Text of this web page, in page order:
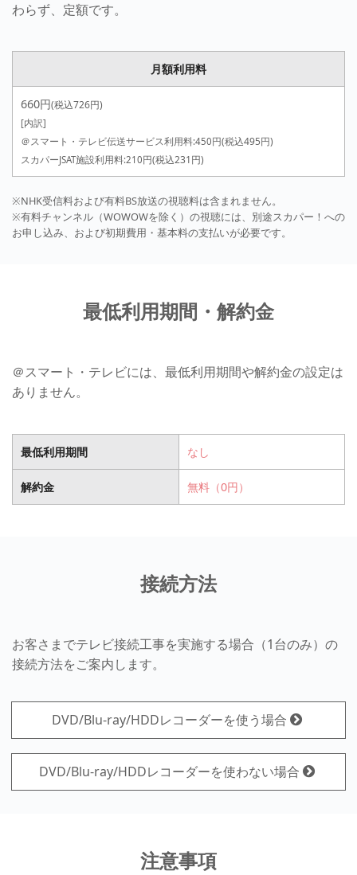
わらず、定額です。
月額利用料
660円(税込726円)
[内訳]
＠スマート・テレビ伝送サービス利用料:450円(税込495円)
スカパーJSAT施設利用料:210円(税込231円)
※NHK受信料および有料BS放送の視聴料は含まれません。
※有料チャンネル（WOWOWを除く）の視聴には、別途スカパー！への
お申し込み、および初期費用・基本料の支払いが必要です。
最低利用期間・解約金
＠スマート・テレビには、最低利用期間や解約金の設定は
ありません。
最低利用期間 なし
解約金 無料（0円）
接続方法
お客さまでテレビ接続工事を実施する場合（1台のみ）の
接続方法をご案内します。
DVD/Blu-ray/HDDレコーダーを使う場合
DVD/Blu-ray/HDDレコーダーを使わない場合
注意事項